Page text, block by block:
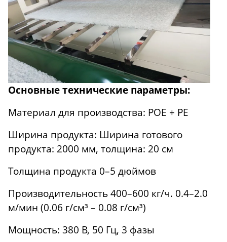
Основные технические параметры:
Материал для производства: POE + PE
Ширина продукта: Ширина готового
продукта: 2000 мм, толщина: 20 см
Толщина продукта 0–5 дюймов
Производительность 400–600 кг/ч. 0.4–2.0
м/мин (0.06 г/см³ – 0.08 г/см³)
Мощность: 380 В, 50 Гц, 3 фазы